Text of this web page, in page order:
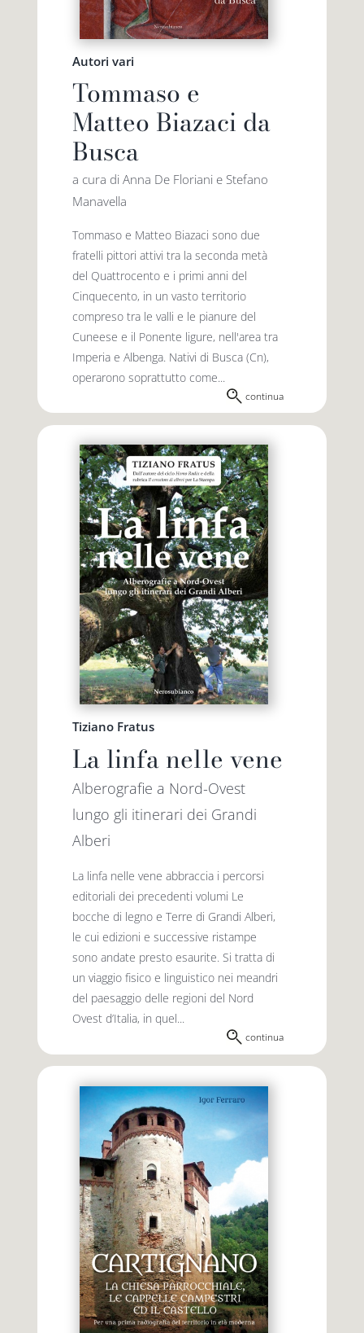
i traghetti
Premio letterario Giallovalle
il tuo carrello
Autori vari
Tommaso e
Matteo Biazaci da
Busca
a cura di Anna De Floriani e Stefano
Manavella
Tommaso e Matteo Biazaci sono due
fratelli pittori attivi tra la seconda metà
del Quattrocento e i primi anni del
Cinquecento, in un vasto territorio
compreso tra le valli e le pianure del
Cuneese e il Ponente ligure, nell'area tra
Imperia e Albenga. Nativi di Busca (Cn),
operarono soprattutto come...
continua
Tiziano Fratus
La linfa nelle vene
Alberografie a Nord-Ovest
lungo gli itinerari dei Grandi
Alberi
La linfa nelle vene abbraccia i percorsi
editoriali dei precedenti volumi Le
bocche di legno e Terre di Grandi Alberi,
le cui edizioni e successive ristampe
sono andate presto esaurite. Si tratta di
un viaggio fisico e linguistico nei meandri
del paesaggio delle regioni del Nord
Ovest d’Italia, in quel...
continua